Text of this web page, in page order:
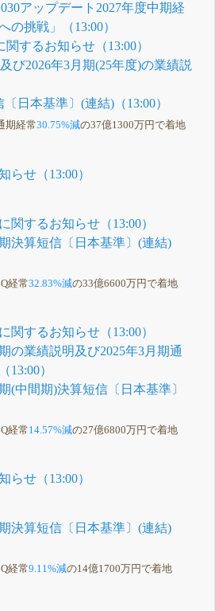
アップデート2027年度中期経
の挑戦」（13:00）
するお知らせ（13:00）
び2026年3月期(25年度)の業績説
日本基準〕(連結)（13:00）
期経常30.75%減の37億1300万円で着地
らせ（13:00）
関するお知らせ（13:00）
決算短信〔日本基準〕(連結)
経常32.83%減の33億6600万円で着地
関するお知らせ（13:00）
の業績説明及び2025年3月期通
13:00）
(中間期)決算短信〔日本基準〕
経常14.57%減の27億6800万円で着地
らせ（13:00）
決算短信〔日本基準〕(連結)
経常9.11%減の14億1700万円で着地